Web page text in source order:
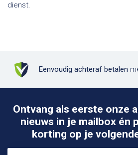
dienst.
Eenvoudig achteraf betalen
Ontvang als eerste onze
nieuws in je mailbox én
korting op je